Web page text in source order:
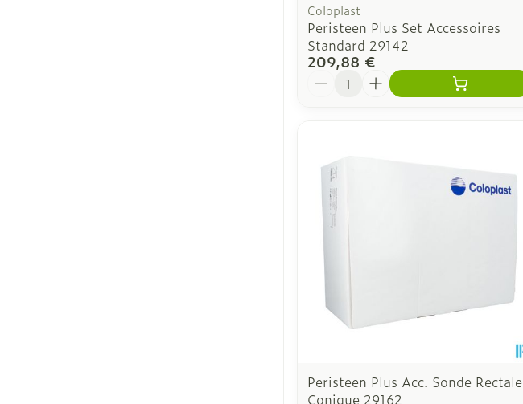
Coloplast
Peristeen Plus Set Accessoires
Standard 29142
209,88 €
Quantité
Peristeen Plus Acc. Sonde Rectale
Conique 29162